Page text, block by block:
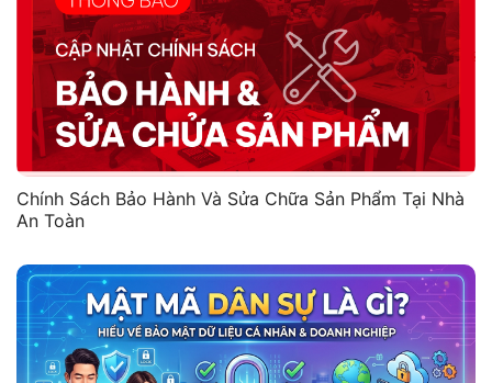
Chính Sách Bảo Hành Và Sửa Chữa Sản Phẩm Tại Nhà
An Toàn